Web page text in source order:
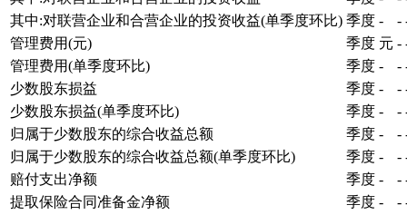
其中:对联营企业和合营企业的投资收益(单季度环比) 季度 - -
管理费用(元)
季度 元 -
管理费用(单季度环比)
季度 - -
少数股东损益
季度 - -
少数股东损益(单季度环比)
季度 - -
归属于少数股东的综合收益总额
季度 - -
归属于少数股东的综合收益总额(单季度环比)
季度 - -
赔付支出净额
季度 - -
提取保险合同准备金净额
季度 - -